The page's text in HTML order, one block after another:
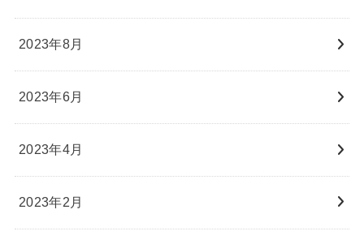
2023年8月
2023年6月
2023年4月
2023年2月